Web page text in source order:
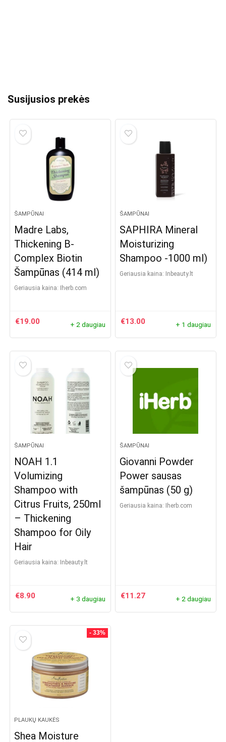
Susijusios prekės
ŠAMPŪNAI
Madre Labs,
Thickening B-
Complex Biotin
Šampūnas (414 ml)
Geriausia kaina: iherb.com
€19.00 + 2 daugiau
ŠAMPŪNAI
SAPHIRA Mineral
Moisturizing
Shampoo -1000 ml)
Geriausia kaina: inbeauty.lt
€13.00 + 1 daugiau
ŠAMPŪNAI
NOAH 1.1
Volumizing
Shampoo with
Citrus Fruits, 250ml
– Thickening
Shampoo for Oily
Hair
Geriausia kaina: inbeauty.lt
€8.90 + 3 daugiau
ŠAMPŪNAI
Giovanni Powder
Power sausas
šampūnas (50 g)
Geriausia kaina: iherb.com
€11.27 + 2 daugiau
- 33%
PLAUKŲ KAUKĖS
Shea Moisture